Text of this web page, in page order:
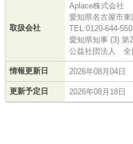
取扱会社
Aplace株式会社
愛知県名古屋市
TEL:0120-644-550
愛知県知事 (3) 第
公益社団法人 全
情報更新日 2026年08月04日
更新予定日 2026年08月18日